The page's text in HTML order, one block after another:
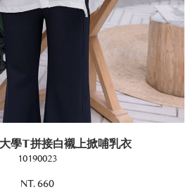
學T拼接白襯上掀哺乳衣
10190023
NT. 660